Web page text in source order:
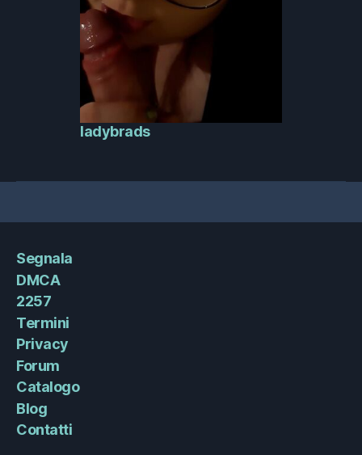
ladybrads
Segnala
DMCA
2257
Termini
Privacy
Forum
Catalogo
Blog
Contatti